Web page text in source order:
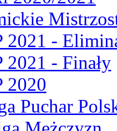
2021 -
2021 - Finały
2020
Puchar